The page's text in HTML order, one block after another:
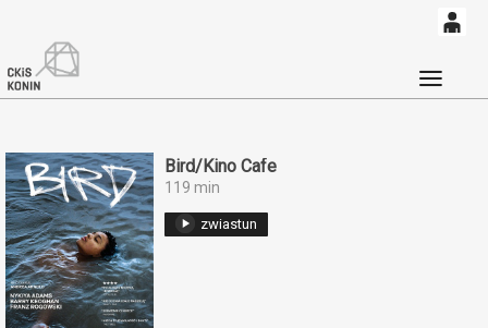
0,00
14 52
Bird/Kino Cafe
119 min
zwiastun